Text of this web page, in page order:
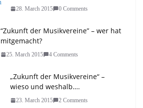
28. March 2015 0 Comments
“Zukunft der Musikvereine” – wer hat
mitgemacht?
25. March 2015 4 Comments
„Zukunft der Musikvereine“ –
wieso und weshalb….
23. March 2015 2 Comments